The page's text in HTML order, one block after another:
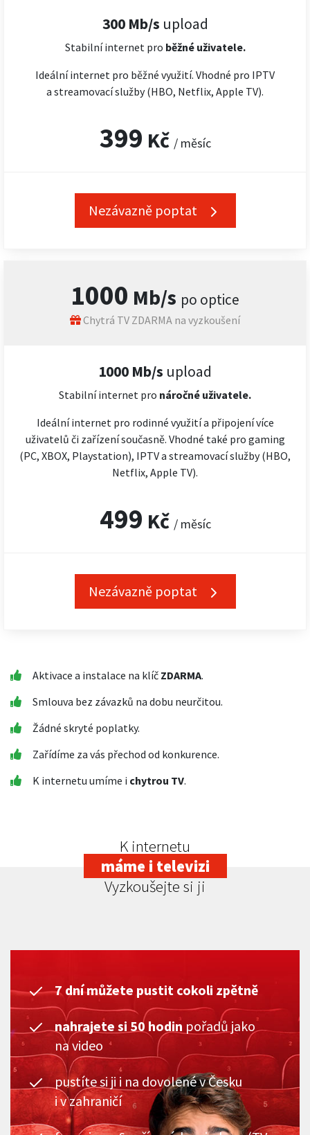
300 Mb/s upload
Stabilní internet pro běžné uživatele.
Ideální internet pro běžné využití. Vhodné pro IPTV
a streamovací služby (HBO, Netflix, Apple TV).
399 Kč / měsíc
Nezávazně poptat
1000 Mb/s po optice
Chytrá TV ZDARMA na vyzkoušení
1000 Mb/s upload
Stabilní internet pro náročné uživatele.
Ideální internet pro rodinné využití a připojení více
uživatelů či zařízení současně. Vhodné také pro gaming
(PC, XBOX, Playstation), IPTV a streamovací služby (HBO,
Netflix, Apple TV).
499 Kč / měsíc
Nezávazně poptat
Aktivace a instalace na klíč ZDARMA.
Smlouva bez závazků na dobu neurčitou.
Žádné skryté poplatky.
Zařídíme za vás přechod od konkurence.
K internetu umíme i chytrou TV.
K internetu
máme i televizi
Vyzkoušejte si ji
7 dní můžete pustit cokoli zpětně
nahrajete si 50 hodin pořadů jako
na video
pustíte si ji i na dovolené v Česku
i v zahraničí